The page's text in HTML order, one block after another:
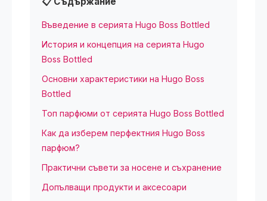
Въведение в серията Hugo Boss Bottled
История и концепция на серията Hugo
Boss Bottled
Основни характеристики на Hugo Boss
Bottled
Топ парфюми от серията Hugo Boss Bottled
Как да изберем перфектния Hugo Boss
парфюм?
Практични съвети за носене и съхранение
Допълващи продукти и аксесоари